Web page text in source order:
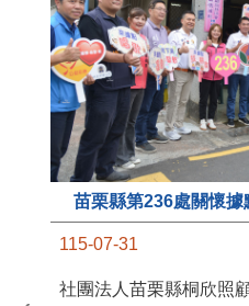
苗栗縣第236處關懷
115-07-31
社團法人苗栗縣桐欣照